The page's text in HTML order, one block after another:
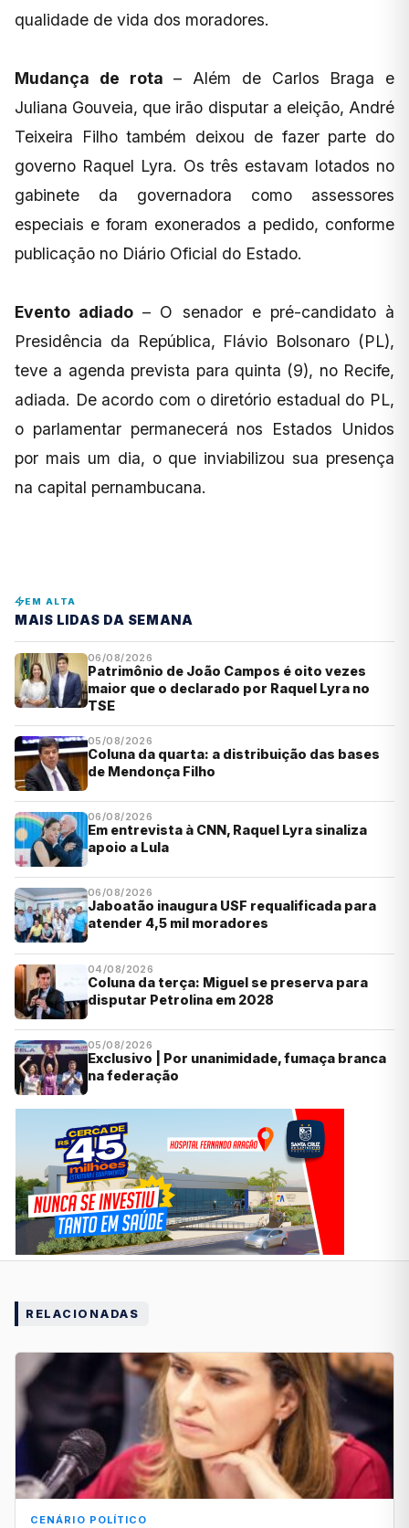
qualidade de vida dos moradores.
Mudança de rota – Além de Carlos Braga e
Juliana Gouveia, que irão disputar a eleição, André
Teixeira Filho também deixou de fazer parte do
governo Raquel Lyra. Os três estavam lotados no
gabinete da governadora como assessores
especiais e foram exonerados a pedido, conforme
publicação no Diário Oficial do Estado.
Evento adiado – O senador e pré-candidato à
Presidência da República, Flávio Bolsonaro (PL),
teve a agenda prevista para quinta (9), no Recife,
adiada. De acordo com o diretório estadual do PL,
o parlamentar permanecerá nos Estados Unidos
por mais um dia, o que inviabilizou sua presença
na capital pernambucana.
EM ALTA
MAIS LIDAS DA SEMANA
06/08/2026
Patrimônio de João Campos é oito vezes
maior que o declarado por Raquel Lyra no
TSE
05/08/2026
Coluna da quarta: a distribuição das bases
de Mendonça Filho
06/08/2026
Em entrevista à CNN, Raquel Lyra sinaliza
apoio a Lula
06/08/2026
Jaboatão inaugura USF requalificada para
atender 4,5 mil moradores
04/08/2026
Coluna da terça: Miguel se preserva para
disputar Petrolina em 2028
05/08/2026
Exclusivo | Por unanimidade, fumaça branca
na federação
RELACIONADAS
CENÁRIO POLÍTICO